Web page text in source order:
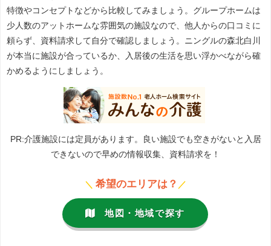
特徴やコンセプトなどから比較してみましょう。グループホームは
少人数のアットホームな雰囲気の施設なので、他人からの口コミに
頼らず、資料請求して自分で確認しましょう。ニングルの森北白川
が本当に施設が合っているか、入居後の生活を思い浮かべながら確
かめるようにしましょう。
PR:介護施設には定員があります。良い施設でも空きがないと入居
できないので早めの情報収集、資料請求を！
＼ 希望のエリアは？ ／
地図・地域で探す